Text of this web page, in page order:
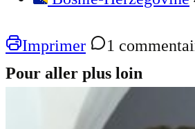
Imprimer
1
Pour aller plus loin